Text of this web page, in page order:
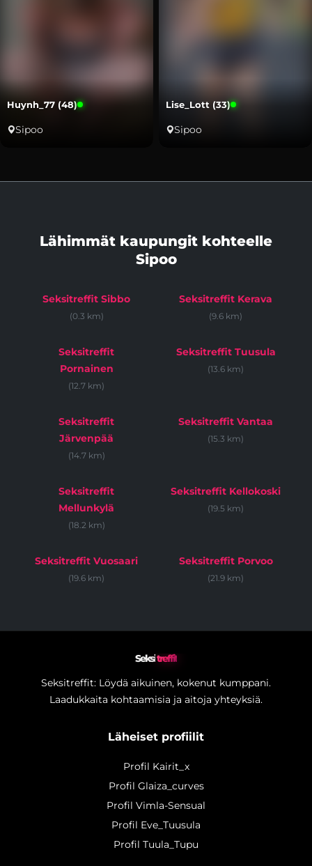
Huynh_77 (48)
Sipoo
Lise_Lott (33)
Sipoo
Lähimmät kaupungit kohteelle
Sipoo
Seksitreffit Sibbo
(0.3 km)
Seksitreffit Kerava
(9.6 km)
Seksitreffit
Pornainen
(12.7 km)
Seksitreffit Tuusula
(13.6 km)
Seksitreffit
Järvenpää
(14.7 km)
Seksitreffit Vantaa
(15.3 km)
Seksitreffit
Mellunkylä
(18.2 km)
Seksitreffit Kellokoski
(19.5 km)
Seksitreffit Vuosaari
(19.6 km)
Seksitreffit Porvoo
(21.9 km)
Seksitreffit
Seksitreffit: Löydä aikuinen, kokenut kumppani.
Laadukkaita kohtaamisia ja aitoja yhteyksiä.
Läheiset profiilit
Profil Kairit_x
Profil Glaiza_curves
Profil Vimla-Sensual
Profil Eve_Tuusula
Profil Tuula_Tupu